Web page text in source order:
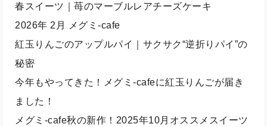
春スイーツ｜苺のマーブルレアチーズケーキ
2026年 2月 メグミ-cafe
紅玉りんごのアップルパイ｜サクサク“逆折りパイ”の
秘密
今年もやってきた！メグミ-cafeに紅玉りんごが届き
ました！
メグミ-cafe秋の新作！2025年10月オススメスイーツ